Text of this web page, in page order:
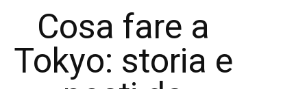
Cosa fare a
Tokyo: storia e